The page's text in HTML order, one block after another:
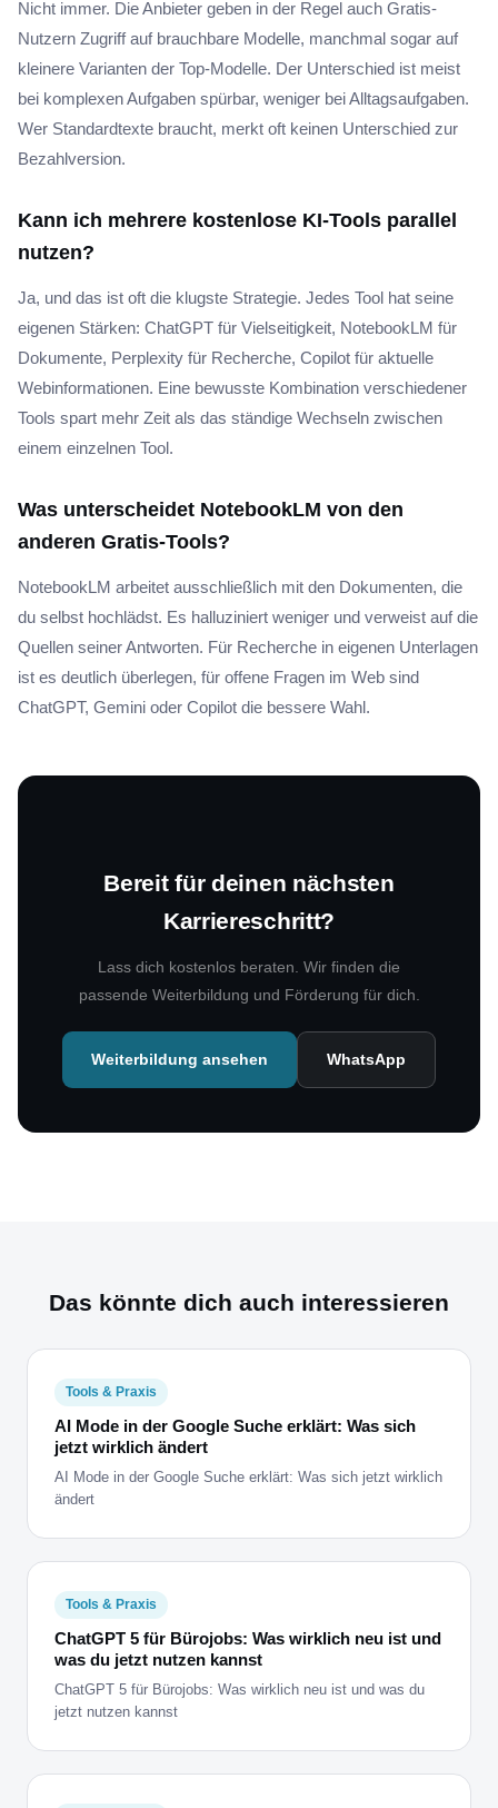
Nicht immer. Die Anbieter geben in der Regel auch Gratis-
Nutzern Zugriff auf brauchbare Modelle, manchmal sogar auf
kleinere Varianten der Top-Modelle. Der Unterschied ist meist
bei komplexen Aufgaben spürbar, weniger bei Alltagsaufgaben.
Wer Standardtexte braucht, merkt oft keinen Unterschied zur
Bezahlversion.
Kann ich mehrere kostenlose KI-Tools parallel
nutzen?
Ja, und das ist oft die klugste Strategie. Jedes Tool hat seine
eigenen Stärken: ChatGPT für Vielseitigkeit, NotebookLM für
Dokumente, Perplexity für Recherche, Copilot für aktuelle
Webinformationen. Eine bewusste Kombination verschiedener
Tools spart mehr Zeit als das ständige Wechseln zwischen
einem einzelnen Tool.
Was unterscheidet NotebookLM von den
anderen Gratis-Tools?
NotebookLM arbeitet ausschließlich mit den Dokumenten, die
du selbst hochlädst. Es halluziniert weniger und verweist auf die
Quellen seiner Antworten. Für Recherche in eigenen Unterlagen
ist es deutlich überlegen, für offene Fragen im Web sind
ChatGPT, Gemini oder Copilot die bessere Wahl.
Bereit für deinen nächsten
Karriereschritt?
Lass dich kostenlos beraten. Wir finden die
passende Weiterbildung und Förderung für dich.
Weiterbildung ansehen WhatsApp
Das könnte dich auch interessieren
Tools & Praxis
AI Mode in der Google Suche erklärt: Was sich
jetzt wirklich ändert
AI Mode in der Google Suche erklärt: Was sich jetzt wirklich
ändert
Tools & Praxis
ChatGPT 5 für Bürojobs: Was wirklich neu ist und
was du jetzt nutzen kannst
ChatGPT 5 für Bürojobs: Was wirklich neu ist und was du
jetzt nutzen kannst